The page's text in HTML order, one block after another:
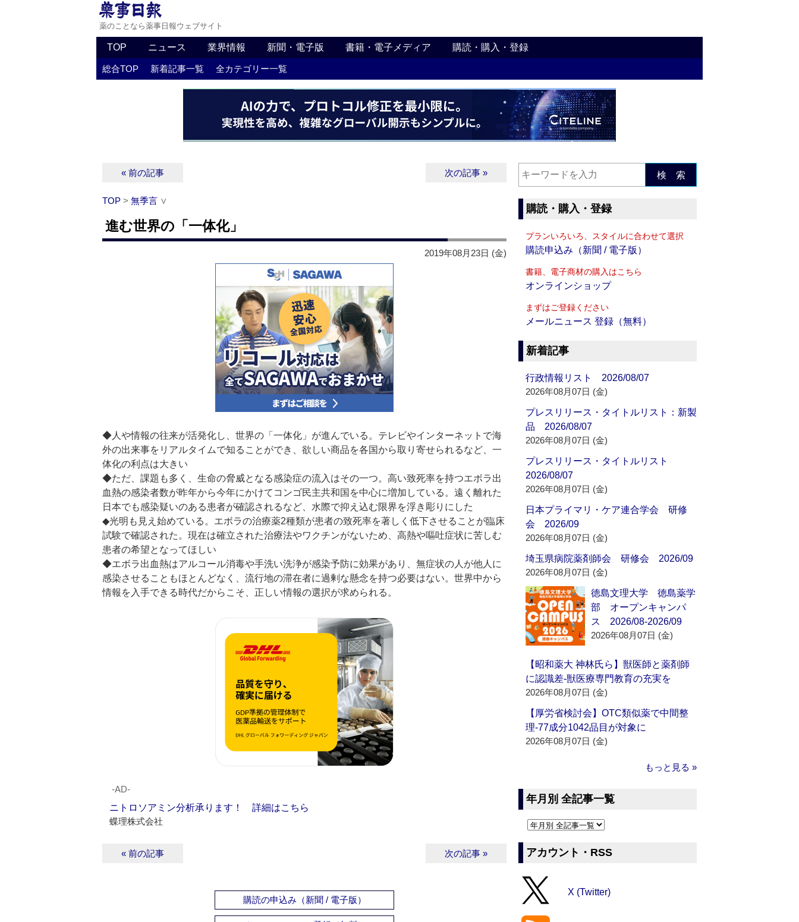
薬のことなら薬事日報ウェブサイト
TOP ニュース 業界情報 新聞・電子版 書籍・電子メディア 購読・購入・登録
総合TOP 新着記事一覧 全カテゴリー一覧
« 前の記事 次の記事 »
TOP > 無季言 ∨
進む世界の「一体化」
2019年08月23日 (金)
◆人や情報の往来が活発化し、世界の「一体化」が進んでいる。テレビやインターネットで海
外の出来事をリアルタイムで知ることができ、欲しい商品を各国から取り寄せられるなど、一
体化の利点は大きい
◆ただ、課題も多く、生命の脅威となる感染症の流入はその一つ。高い致死率を持つエボラ出
血熱の感染者数が昨年から今年にかけてコンゴ民主共和国を中心に増加している。遠く離れた
日本でも感染疑いのある患者が確認されるなど、水際で抑え込む限界を浮き彫りにした
◆光明も見え始めている。エボラの治療薬2種類が患者の致死率を著しく低下させることが臨床
試験で確認された。現在は確立された治療法やワクチンがないため、高熱や嘔吐症状に苦しむ
患者の希望となってほしい
◆エボラ出血熱はアルコール消毒や手洗い洗浄が感染予防に効果があり、無症状の人が他人に
感染させることもほとんどなく、流行地の滞在者に過剰な懸念を持つ必要はない。世界中から
情報を入手できる時代だからこそ、正しい情報の選択が求められる。
‐AD‐
ニトロソアミン分析承ります！ 詳細はこちら
蝶理株式会社
« 前の記事 次の記事 »
購読の申込み（新聞 / 電子版）
検 索
購読・購入・登録
プランいろいろ、スタイルに合わせて選択
購読申込み（新聞 / 電子版）
書籍、電子商材の購入はこちら
オンラインショップ
まずはご登録ください
メールニュース 登録（無料）
新着記事
行政情報リスト 2026/08/07
2026年08月07日 (金)
プレスリリース・タイトルリスト：新製
品 2026/08/07
2026年08月07日 (金)
プレスリリース・タイトルリスト
2026/08/07
2026年08月07日 (金)
日本プライマリ・ケア連合学会 研修
会 2026/09
2026年08月07日 (金)
埼玉県病院薬剤師会 研修会 2026/09
2026年08月07日 (金)
徳島文理大学 徳島薬学
部 オープンキャンパ
ス 2026/08-2026/09
2026年08月07日 (金)
【昭和薬大 神林氏ら】獣医師と薬剤師
に認識差‐獣医療専門教育の充実を
2026年08月07日 (金)
【厚労省検討会】OTC類似薬で中間整
理‐77成分1042品目が対象に
2026年08月07日 (金)
もっと見る »
年月別 全記事一覧
アカウント・RSS
X (Twitter)